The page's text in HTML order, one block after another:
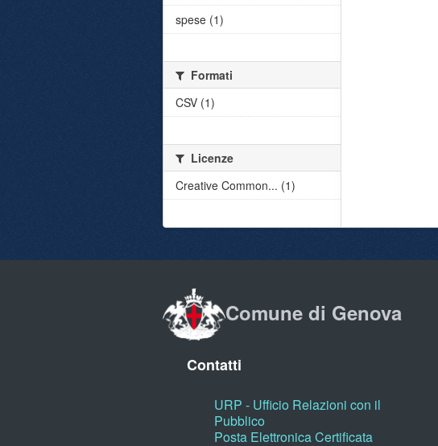
spese (1)
Formati
CSV (1)
Licenze
Creative Common... (1)
Comune di Genova
Contatti
URP - Ufficio Relazioni con il
Pubblico
Posta Elettronica Certificata